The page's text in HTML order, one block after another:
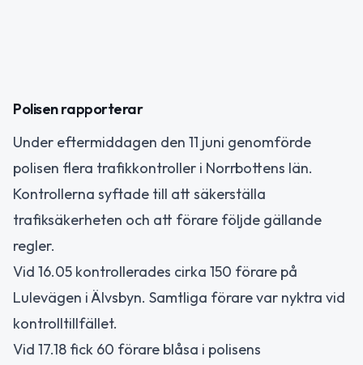
Polisen rapporterar
Under eftermiddagen den 11 juni genomförde
polisen flera trafikkontroller i Norrbottens län.
Kontrollerna syftade till att säkerställa
trafiksäkerheten och att förare följde gällande
regler.
Vid 16.05 kontrollerades cirka 150 förare på
Lulevägen i Älvsbyn. Samtliga förare var nyktra vid
kontrolltillfället.
Vid 17.18 fick 60 förare blåsa i polisens